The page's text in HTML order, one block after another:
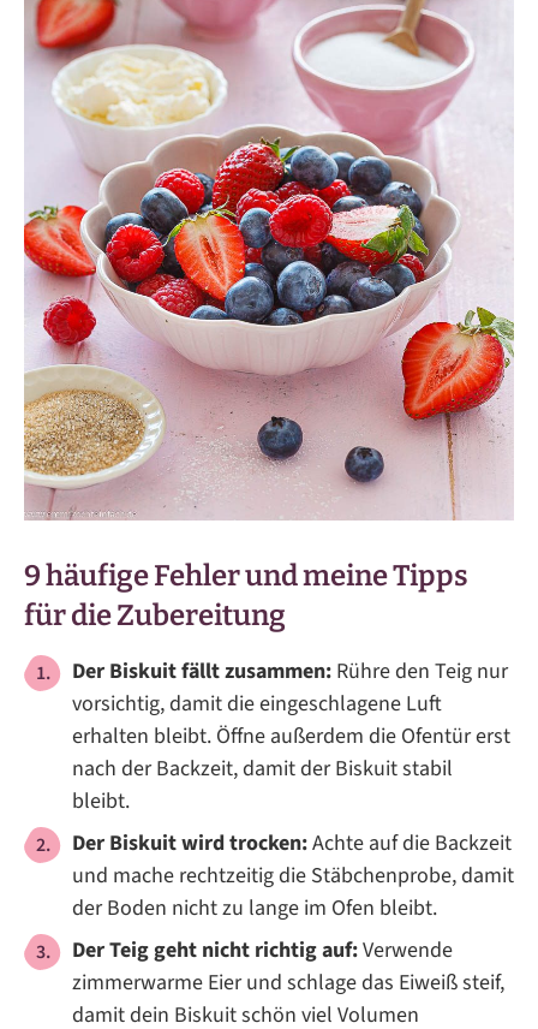
9 häufige Fehler und meine Tipps
für die Zubereitung
Der Biskuit fällt zusammen: Rühre den Teig nur
vorsichtig, damit die eingeschlagene Luft
erhalten bleibt. Öffne außerdem die Ofentür erst
nach der Backzeit, damit der Biskuit stabil
bleibt.
Der Biskuit wird trocken:Achte auf die Backzeit
und mache rechtzeitig die Stäbchenprobe, damit
der Boden nicht zu lange im Ofen bleibt.
Der Teig geht nicht richtig auf:Verwende
zimmerwarme Eier und schlage das Eiweiß steif,
damit dein Biskuit schön viel Volumen